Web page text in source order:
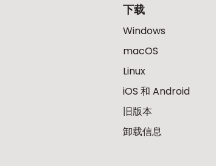
下载
Windows
macOS
Linux
iOS 和 Android
旧版本
卸载信息